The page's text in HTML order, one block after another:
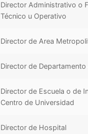
Director Administrativo o
Técnico u Operativo
Director de Area
Director de
Director de Escuela o de
Centro de Universidad
Director de Hospital